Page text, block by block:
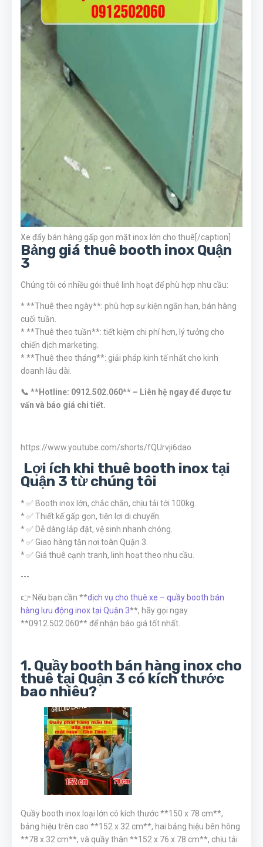
Xe đẩy bán hàng gấp gọn mặt inox lớn cho thuê[/caption]
Bảng giá thuê booth inox Quận
3
Chúng tôi có nhiều gói thuê linh hoạt để phù hợp nhu cầu:
* **Thuê theo ngày**: phù hợp sự kiện ngắn hạn, bán hàng
cuối tuần.
* **Thuê theo tuần**: tiết kiệm chi phí hơn, lý tưởng cho
chiến dịch marketing.
* **Thuê theo tháng**: giải pháp kinh tế nhất cho kinh
doanh lâu dài.
📞 **Hotline: 0912.502.060** – Liên hệ ngay để được tư
vấn và báo giá chi tiết.
https://www.youtube.com/shorts/fQUrvji6dao
Lợi ích khi thuê booth inox tại
Quận 3 từ chúng tôi
* ✅ Booth inox lớn, chắc chắn, chịu tải tới 100kg.
* ✅ Thiết kế gấp gọn, tiện lợi di chuyển.
* ✅ Dễ dàng lắp đặt, vệ sinh nhanh chóng.
* ✅ Giao hàng tận nơi toàn Quận 3.
* ✅ Giá thuê cạnh tranh, linh hoạt theo nhu cầu.
---
👉 Nếu bạn cần **dịch vụ cho thuê xe – quầy booth bán
hàng lưu động inox tại Quận 3**, hãy gọi ngay
**0912.502.060** để nhận báo giá tốt nhất.
1. Quầy booth bán hàng inox cho
thuê tại Quận 3 có kích thước
bao nhiêu?
Quầy booth inox loại lớn có kích thước **150 x 78 cm**,
bảng hiệu trên cao **152 x 32 cm**, hai bảng hiệu bên hông
**78 x 32 cm**, và quầy thân **152 x 76 x 78 cm**, chịu tải